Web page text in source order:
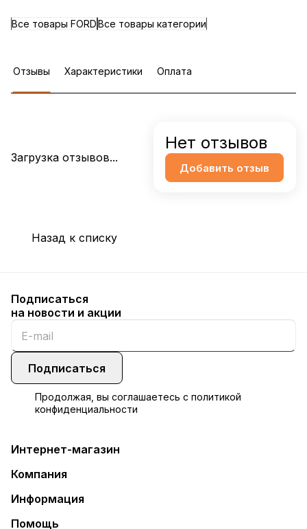
Все товары FORDВсе товары категории
Отзывы Характеристики Оплата
Загрузка отзывов...
Нет отзывов
Добавить отзыв
Назад к списку
Подписаться
на новости и акции
Подписаться
Продолжая, вы соглашаетесь с политикой
конфиденциальности
Интернет-магазин
Компания
Информация
Помощь